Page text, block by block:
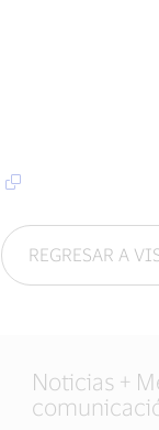
REGRESAR A
Noticias +